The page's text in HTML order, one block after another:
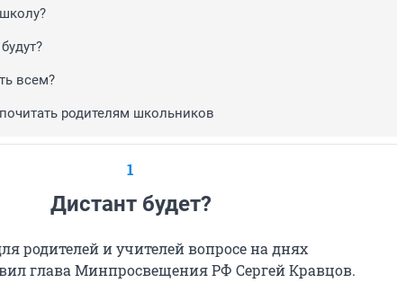
всем?
родителям школьников
1
Дистант будет?
родителей и учителей вопросе на днях
глава Минпросвещения РФ Сергей Кравцов.